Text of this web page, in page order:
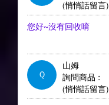
(悄悄話留言)
您好~沒有回收唷
Q
山姆
詢問商品 :
(悄悄話留言)